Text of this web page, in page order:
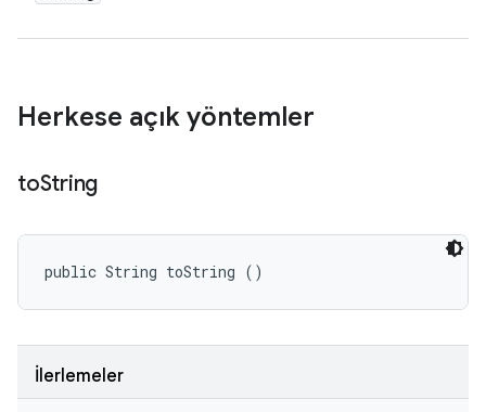
Herkese açık yöntemler
toString
public String toString ()
İlerlemeler